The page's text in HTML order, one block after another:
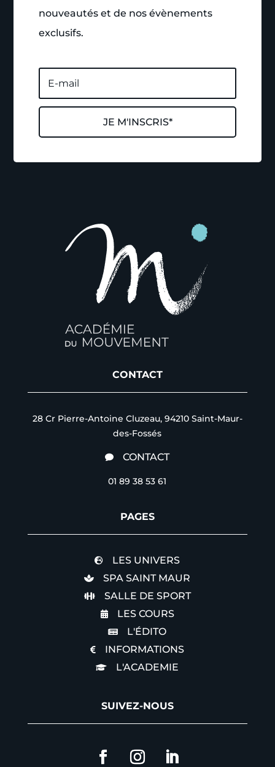
nouveautés et de nos évènements
exclusifs.
JE M'INSCRIS*
CONTACT
28 Cr Pierre-Antoine Cluzeau, 94210 Saint-Maur-
des-Fossés
 CONTACT
01 89 38 53 61
PAGES
 LES UNIVERS
 SPA SAINT MAUR
 SALLE DE SPORT
 LES COURS
 L'ÉDITO
 INFORMATIONS
 L'ACADEMIE
SUIVEZ-NOUS